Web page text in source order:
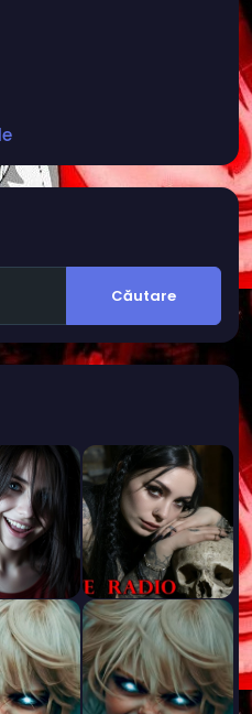
I did everything
"right" and "correct".
On the contrary,
world no longer exists.
out an existence. But
it was my decision, my
the consequences. I
are people who are
to accept that there is
Căutare